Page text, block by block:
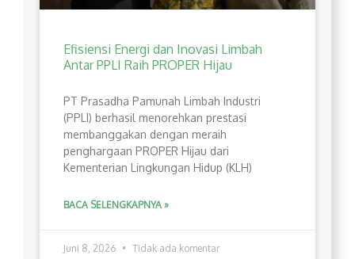
Efisiensi Energi dan Inovasi Limbah
Antar PPLI Raih PROPER Hijau
PT Prasadha Pamunah Limbah Industri
(PPLI) berhasil menorehkan prestasi
membanggakan dengan meraih
penghargaan PROPER Hijau dari
Kementerian Lingkungan Hidup (KLH)
BACA SELENGKAPNYA »
Juni 8, 2026 Tidak ada komentar